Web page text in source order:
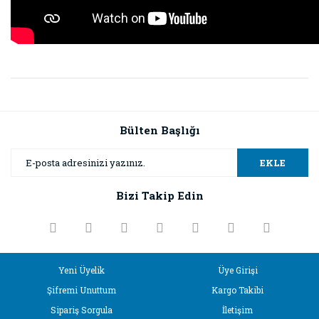
Görüş ve önerileriniz için teşekkür ederiz.
Ürün resmi kalitesiz, bozuk veya görüntülenemiyor.
Ürün bilgilerinde hatalar bulunuyor.
Bülten Başlığı
EKLE
Bizi Takip Edin
Yeni Üyelik
Üye Girişi
Şifremi Unuttum
Kargo Takibi
Sipariş Sorgula
İletişim